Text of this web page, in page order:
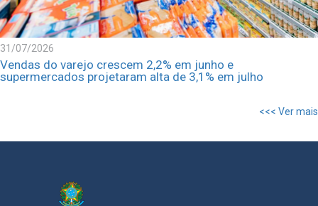
31/07/2026
Vendas do varejo crescem 2,2% em junho e
supermercados projetaram alta de 3,1% em julho
<<< Ver mais